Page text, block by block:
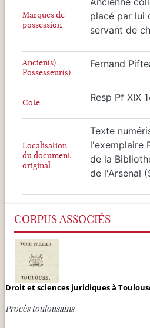
Marques de
possession
placé par lui
servant de
Ancien(s)
Possesseur(s)
Fernand
Cote Resp Pf XIX
Localisation
du document
original
Texte
l'exemplaire
de la
de l'Arsenal
CORPUS ASSOCIÉS
Droit et sciences juridiques à
Procès toulousains